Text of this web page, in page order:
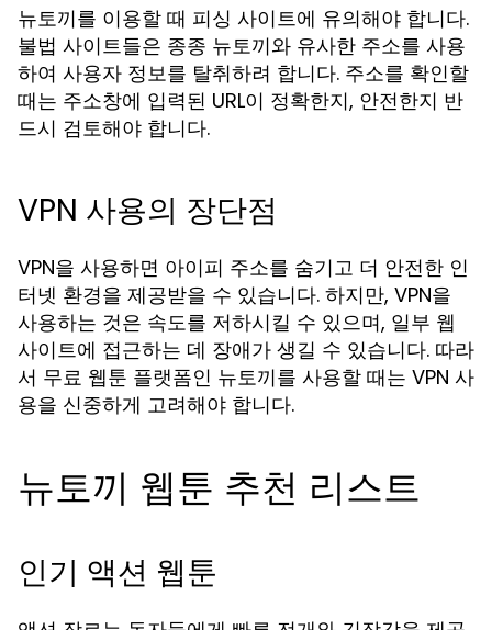
뉴토끼를 이용할 때 피싱 사이트에 유의해야 합니다.
불법 사이트들은 종종 뉴토끼와 유사한 주소를 사용
하여 사용자 정보를 탈취하려 합니다. 주소를 확인할
때는 주소창에 입력된 URL이 정확한지, 안전한지 반
드시 검토해야 합니다.
VPN 사용의 장단점
VPN을 사용하면 아이피 주소를 숨기고 더 안전한 인
터넷 환경을 제공받을 수 있습니다. 하지만, VPN을
사용하는 것은 속도를 저하시킬 수 있으며, 일부 웹
사이트에 접근하는 데 장애가 생길 수 있습니다. 따라
서 무료 웹툰 플랫폼인 뉴토끼를 사용할 때는 VPN 사
용을 신중하게 고려해야 합니다.
뉴토끼 웹툰 추천 리스트
인기 액션 웹툰